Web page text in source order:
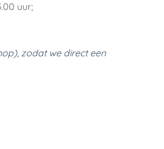
uur;
zodat we direct een